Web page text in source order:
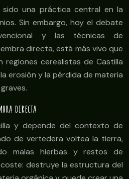
una práctica central en la
Sin embargo, hoy el debate
y las técnicas de
directa, está más vivo que
regiones cerealistas de Castilla
erosión y la pérdida de materia
directa
y depende del contexto de
de vertedera voltea la tierra,
malas hierbas y restos de
destruye la estructura del